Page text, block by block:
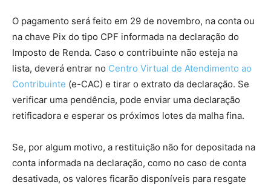
O pagamento será feito em 29 de novembro, na conta ou
na chave Pix do tipo CPF informada na declaração do
Imposto de Renda. Caso o contribuinte não esteja na
lista, deverá entrar no Centro Virtual de Atendimento ao
Contribuinte (e-CAC) e tirar o extrato da declaração. Se
verificar uma pendência, pode enviar uma declaração
retificadora e esperar os próximos lotes da malha fina.
Se, por algum motivo, a restituição não for depositada na
conta informada na declaração, como no caso de conta
desativada, os valores ficarão disponíveis para resgate